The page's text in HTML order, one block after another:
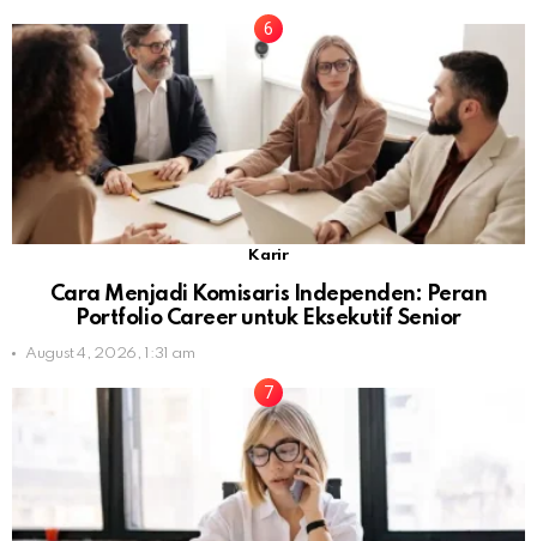
Karir
Cara Menjadi Komisaris Independen: Peran
Portfolio Career untuk Eksekutif Senior
August 4, 2026, 1:31 am